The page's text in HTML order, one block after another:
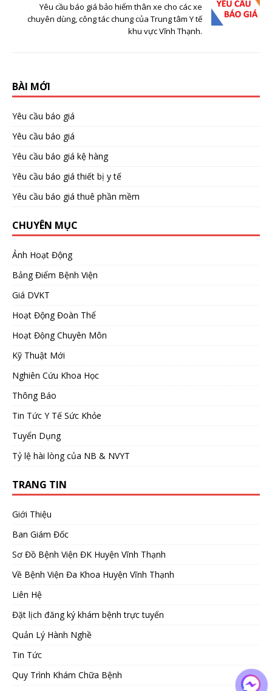
Yêu cầu báo giá bảo hiểm thân xe cho các xe
chuyên dùng, công tác chung của Trung tâm Y tế
khu vực Vĩnh Thạnh.
BÀI MỚI
Yêu cầu báo giá
Yêu cầu báo giá
Yêu cầu báo giá kệ hàng
Yêu cầu báo giá thiết bị y tế
Yêu cầu báo giá thuê phần mềm
CHUYÊN MỤC
Ảnh Hoạt Động
Bảng Điểm Bệnh Viện
Giá DVKT
Hoạt Động Đoàn Thể
Hoạt Động Chuyên Môn
Kỹ Thuật Mới
Nghiên Cứu Khoa Học
Thông Báo
Tin Tức Y Tế Sức Khỏe
Tuyển Dụng
Tỷ lệ hài lòng của NB & NVYT
TRANG TIN
Giới Thiệu
Ban Giám Đốc
Sơ Đồ Bệnh Viện ĐK Huyện Vĩnh Thạnh
Về Bệnh Viện Đa Khoa Huyện Vĩnh Thạnh
Liên Hệ
Đặt lịch đăng ký khám bệnh trực tuyến
Quản Lý Hành Nghề
Tin Tức
Quy Trình Khám Chữa Bệnh